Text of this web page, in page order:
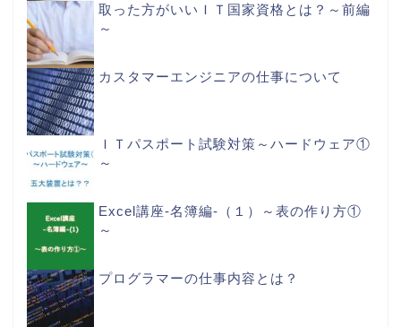
取った方がいいＩＴ国家資格とは？～前編
～
カスタマーエンジニアの仕事について
ＩＴパスポート試験対策～ハードウェア①
～
Excel講座-名簿編-（１）～表の作り方①
～
プログラマーの仕事内容とは？